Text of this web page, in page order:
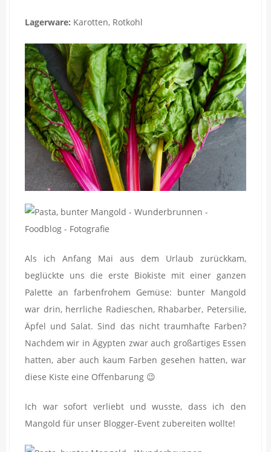
Lagerware: Karotten, Rotkohl
Als ich Anfang Mai aus dem Urlaub zurückkam,
beglückte uns die erste Biokiste mit einer ganzen
Palette an farbenfrohem Gemüse: bunter Mangold
war drin, herrliche Radieschen, Rhabarber, Petersilie,
Äpfel und Salat. Sind das nicht traumhafte Farben?
Nachdem wir in Ägypten zwar auch großartiges Essen
hatten, aber auch kaum Farben gesehen hatten, war
diese Kiste eine Offenbarung 😉
Ich war sofort verliebt und wusste, dass ich den
Mangold für unser Blogger-Event zubereiten wollte!